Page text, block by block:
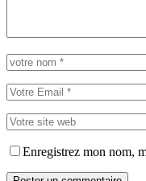
Enregistrez mon nom,